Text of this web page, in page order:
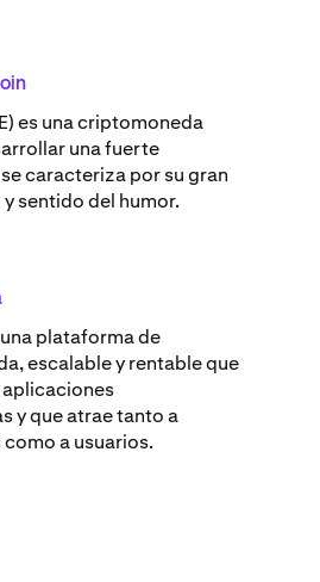
es una criptomoneda
una fuerte
caracteriza por su gran
sentido del humor.
plataforma de
escalable y rentable que
y que atrae tanto a
a usuarios.